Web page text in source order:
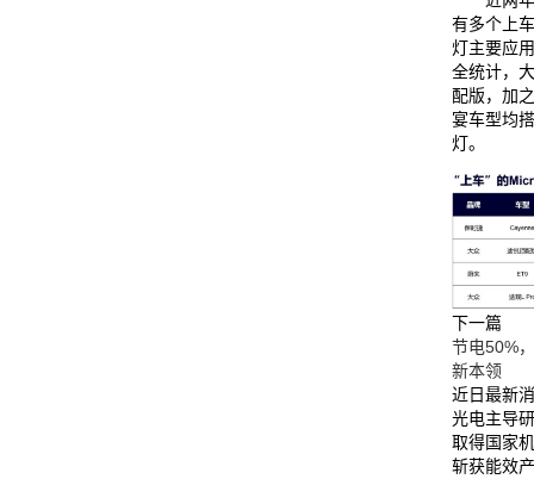
有多个上
灯主要应
全统计，
配版，加
宴车型均
灯。
下一篇
节电50%
新本领
近日最新
光电主导
取得国家
斩获能效